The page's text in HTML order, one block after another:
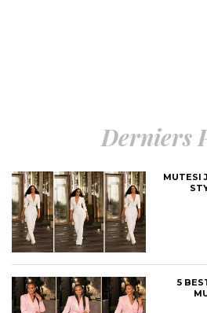
Derniers
MUTESI
5